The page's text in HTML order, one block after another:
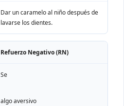
Dar un caramelo al niño después de
lavarse los dientes.
Refuerzo Negativo (RN)
Se
algo aversivo